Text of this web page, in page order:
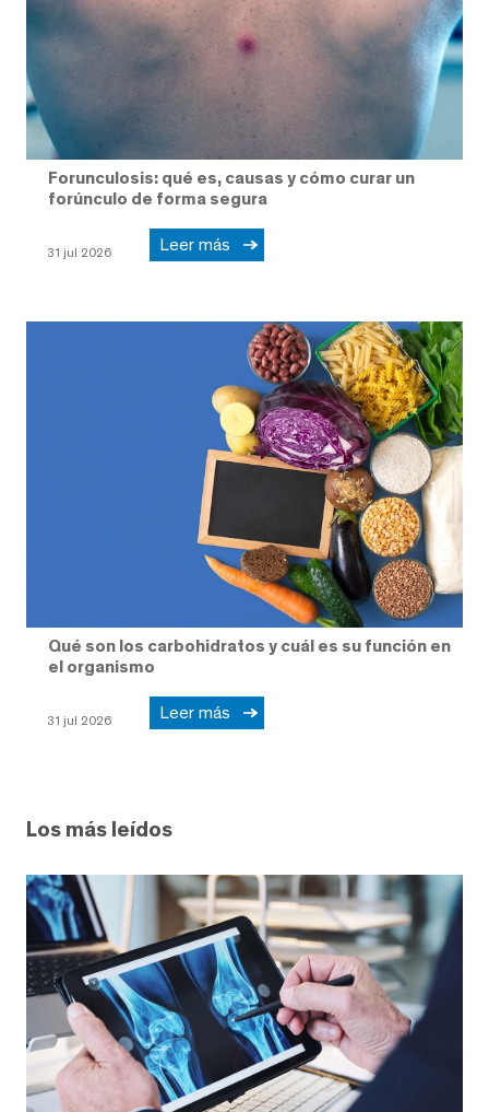
Forunculosis: qué es, causas y cómo curar un
forúnculo de forma segura
31 jul 2026 Leer más
Qué son los carbohidratos y cuál es su función en
el organismo
31 jul 2026 Leer más
Los más leídos